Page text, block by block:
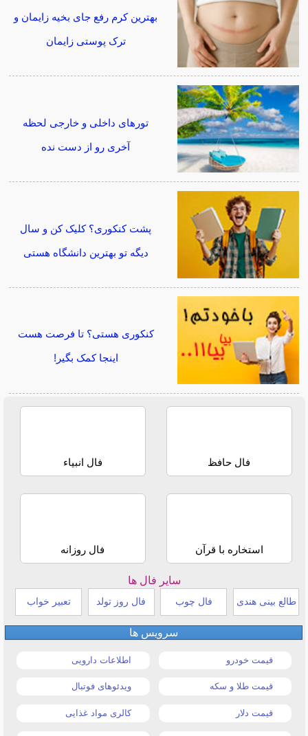
بهترین کرم رفع جای بخیه زایمان و
ترک پوستی زایمان
تورهای داخلی و خارجی لحظه
آخری رو از دست نده
پشت کنکوری؟ کلیک کن و سال
دیگه تو بهترین دانشگاه هستی
کنکوری هستی؟ تا فرصت هست
اینجا کمک بگیر!
فال حافظ فال انبیاء
استخاره با قرآن فال روزانه
سایر فال ها
طالع بینی هندی فال چوب فال روز تولد تعبیر خواب
سرویس ها
قیمت خودرو اطلاعات دارویی
قیمت طلا و سکه ویدئوهای فوتبال
قیمت دلار کالری مواد غذایی